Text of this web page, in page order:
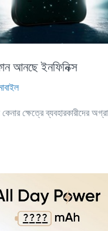
আনছে ইনফিনিক্স
ক্ষেত্রে ব্যবহারকারীদের